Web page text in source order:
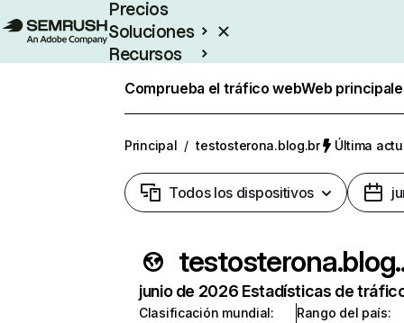
Precios
Soluciones
Recursos
Comprueba el tráfico webWeb
Principal / testosterona.blog.br Última
Todos los dispositivos
junio de 2026 Estadísticas de
Clasificación mundial:
Rango del país: